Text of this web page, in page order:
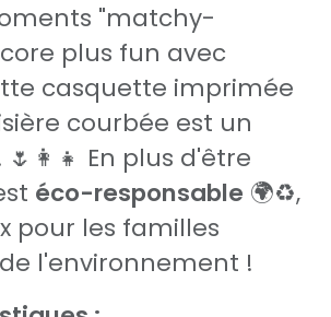
"matchy-
plus fun avec
casquette imprimée
courbée est un
En plus d'être
éco-responsable 🌍♻️,
pour les familles
l'environnement !